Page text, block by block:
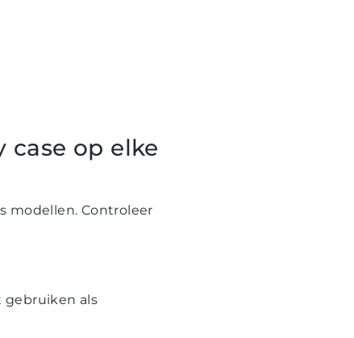
case op elke
modellen. Controleer
gebruiken als